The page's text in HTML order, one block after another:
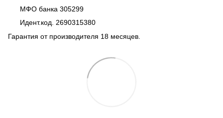
МФО банка 305299
Идент.код. 2690315380
Гарантия от производителя 18 месяцев.